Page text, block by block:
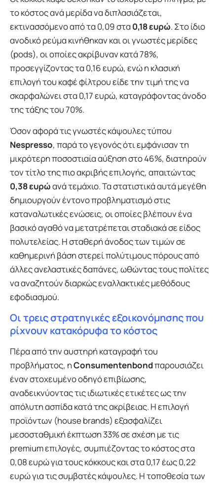
το κόστος ανά μερίδα να διπλασιάζεται,
εκτινασσόμενο από τα 0,09 στα0,18 ευρώ. Στο ίδιο
ανοδικό ρεύμα κινήθηκαν και οι γνωστές μερίδες
(pods), οι οποίες ακρίβυναν κατά 78%,
προσεγγίζοντας τα 0,16 ευρώ, ενώ η κλασική
επιλογή του καφέ φίλτρου είδε την τιμή της να
σκαρφαλώνει στα 0,17 ευρώ, καταγράφοντας άνοδο
της τάξης του 70%.
Όσον αφορά τις γνωστές κάψουλες τύπου
Nespresso, παρά το γεγονός ότι εμφάνισαν τη
μικρότερη ποσοστιαία αύξηση στο 46%, διατηρούν
τον τίτλο της πιο ακριβής επιλογής, απαιτώντας
0,38 ευρώανά τεμάχιο. Τα στατιστικά αυτά μεγέθη
δημιουργούν έντονο προβληματισμό στις
καταναλωτικές ενώσεις, οι οποίες βλέπουν ένα
βασικό αγαθό να μετατρέπεται σταδιακά σε είδος
πολυτελείας. Η σταθερή άνοδος των τιμών σε
καθημερινή βάση στερεί πολύτιμους πόρους από
άλλες ανελαστικές δαπάνες, ωθώντας τους πολίτες
να αναζητούν διαρκώς εναλλακτικές μεθόδους
εφοδιασμού.
Οι τρεις στρατηγικές εξοικονόμησης που
ρίχνουν κατακόρυφα το κόστος
Πέρα από την αυστηρή καταγραφή του
προβλήματος, ηConsumentenbondπαρουσιάζει
έναν στοχευμένο οδηγό επιβίωσης,
αναδεικνύοντας τις ιδιωτικές ετικέτες ως την
απόλυτη ασπίδα κατά της ακρίβειας. Η επιλογή
προϊόντων (house brands) εξασφαλίζει
μεσοσταθμική έκπτωση 33% σε σχέση με τις
premium επιλογές, συμπιέζοντας το κόστος στα
0,08 ευρώ για τους κόκκους και στα 0,17 έως 0,22
ευρώ για τις συμβατές κάψουλες. Η τοποθεσία των